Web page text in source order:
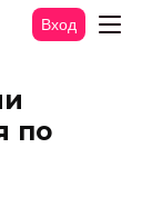
Вход
по